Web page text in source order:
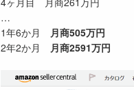
…
1年6か月 月商505万円
2年2か月 月商2591万円